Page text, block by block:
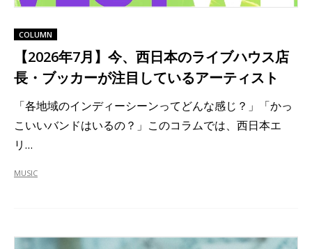
COLUMN
【2026年7月】今、西日本のライブハウス店
長・ブッカーが注目しているアーティスト
「各地域のインディーシーンってどんな感じ？」「かっ
こいいバンドはいるの？」このコラムでは、西日本エ
リ…
MUSIC